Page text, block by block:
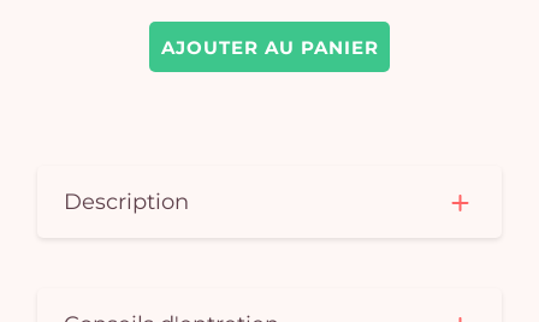
AJOUTER AU PANIER
Description